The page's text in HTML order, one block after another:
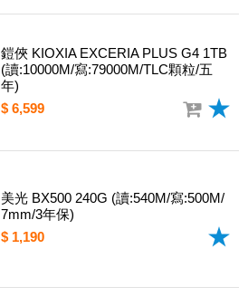
鎧俠 KIOXIA EXCERIA PLUS G4 1TB
(讀:10000M/寫:79000M/TLC顆粒/五
年)
$ 6,599
美光 BX500 240G (讀:540M/寫:500M/
7mm/3年保)
$ 1,190